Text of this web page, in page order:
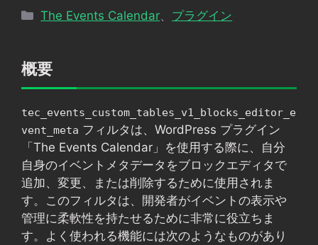
カ
リ
The Events Calendar プラグイン
概要
tec_events_custom_tables_v1_blocks_editor_e
vent_meta フィルタは、WordPress プラグイン
「The Events Calendar」を使用する際に、自分
自身のイベントメタデータをブロックエディタで
追加、変更、または削除するために使用されま
す。このフィルタは、開発者がイベントの表示や
管理に柔軟性を持たせるために非常に役立ちま
す。よく使われる機能には次のようなものがあり